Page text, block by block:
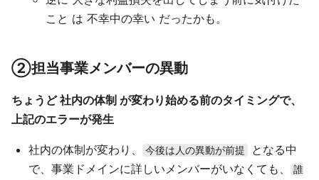
こと は 不幸中の幸い だったかも。
②担当事業メンバーの異動
ちょうど 社内の体制 が変わり始める前のタイミングで、
上記のエラーが発生
社内の体制が変わり、 今後は人の異動が前提
となる中
で、事業ドメインに詳しいメンバーがいなくても、
誰